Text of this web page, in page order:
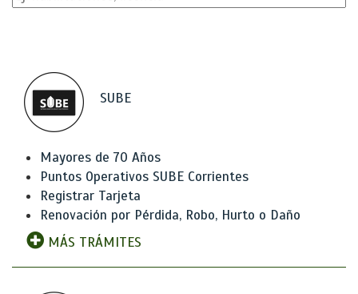
SUBE
Mayores de 70 Años
Puntos Operativos SUBE Corrientes
Registrar Tarjeta
Renovación por Pérdida, Robo, Hurto o Daño
MÁS TRÁMITES